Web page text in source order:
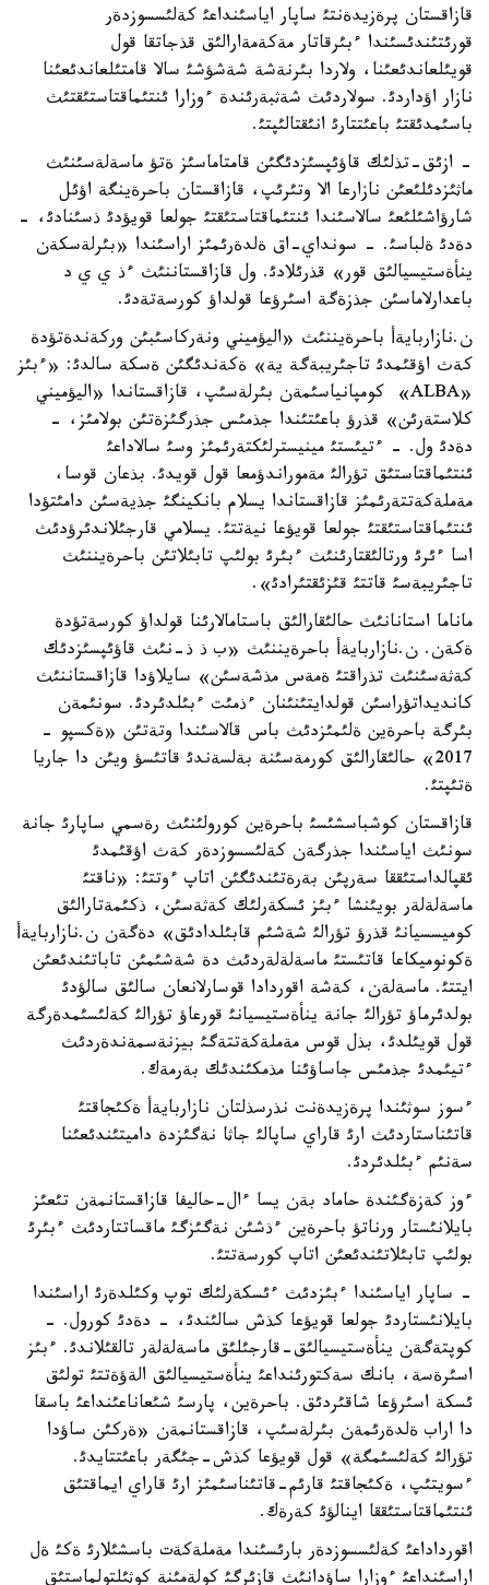
قازاقستان پرةزيدةنتئ ساپار اياسئنداعئ كةلئسسوزدةر
قورئتئندئسئندا ءبئرقاتار مةكةمةارالئق قذجاتقا قول
قويئلعاندئعئنا، ولاردا بئرنةشة شةشؤشئ سالا قامتئلعاندئعئنا
نازار اؤداردئ. سولاردئث شةثبةرئندة ءوزارا ئنتئماقتاستئقتئث
باسئمدئقتئ باعئتتارئ انئقتالئپتئ.
- ازئق-تذلئك قاؤئپسئزدئگئن قامتاماسئز ةتؤ ماسةلةسئنئث
ماثئزدئلئعئن نازارعا الا وتئرئپ، قازاقستان باحرةينگة اؤئل
شارؤاشئلئعئ سالاسئندا ئنتئماقتاستئقتئ جولعا قويؤدئ ذسئنادئ، -
دةدئ ةلباسئ. - سونداي-اق ةلدةرئمئز اراسئندا «بئرلةسكةن
ينأةستيسيالئق قور» قذرئلادئ. ول قازاقستاننئث ءذ ي ي د
باعدارلاماسئن جذزةگة اسئرؤعا قولداؤ كورسةتةدئ.
ن.نازاربايةأ باحرةيننئث «اليؤميني ونةركاسئبئن وركةندةتؤدة
كةث اؤقئمدئ تاجئريبةگة ية» ةكةندئگئن ةسكة سالدئ: «ءبئز
«ALBA» كومپانياسئمةن بئرلةسئپ، قازاقستاندا «اليؤميني
كلاستةرئن» قذرؤ باعئتئندا جذمئس جذرگئزةتئن بولامئز، -
دةدئ ول. - ءتيئستئ مينيسترلئكتةرئمئز وسئ سالاداعئ
ئنتئماقتاستئق تؤرالئ مةموراندؤمعا قول قويدئ. بذعان قوسا،
مةملةكةتتةرئمئز قازاقستاندا يسلام بانكينگئ جذيةسئن دامئتؤدا
ئنتئماقتاستئقتئ جولعا قويؤعا نيةتتئ. يسلامي قارجئلاندئرؤدئث
اسا ءئرئ ورتالئقتارئنئث ءبئرئ بولئپ تابئلاتئن باحرةيننئث
تاجئريبةسئ قاتتئ قئزئقتئرادئ».
ماناما استانانئث حالئقارالئق باستامالارئنا قولداؤ كورسةتؤدة
ةكةن. ن.نازاربايةأ باحرةيننئث «ب ذ ذ-نئث قاؤئپسئزدئك
كةثةسئنئث تذراقتئ ةمةس مذشةسئن» سايلاؤدا قازاقستاننئث
كانديداتؤراسئن قولدايتئنئنان ءذمئت ءبئلدئردئ. سونئمةن
بئرگة باحرةين ةلئمئزدئث باس قالاسئندا وتةتئن «ةكسپو -
2017» حالئقارالئق كورمةسئنة بةلسةندئ قاتئسؤ ويئن دا جاريا
ةتئپتئ.
قازاقستان كوشباسشئسئ باحرةين كورولئنئث رةسمي ساپارئ جانة
سونئث اياسئندا جذرگةن كةلئسسوزدةر كةث اؤقئمدئ
ئقپالداستئققا سةرپئن بةرةتئندئگئن اتاپ ءوتتئ: «ناقتئ
ماسةلةلةر بويئنشا ءبئز ئسكةرلئك كةثةسئن، ذكئمةتارالئق
كوميسسيانئ قذرؤ تؤرالئ شةشئم قابئلدادئق» دةگةن ن.نازاربايةأ
ةكونوميكاعا قاتئستئ ماسةلةلةردئث دة شةشئمئن تاباتئندئعئن
ايتتئ. ماسةلةن، كةشة اقوردادا قوسارلانعان سالئق سالؤدئ
بولدئرماؤ تؤرالئ جانة ينأةستيسيانئ قورعاؤ تؤرالئ كةلئسئمدةرگة
قول قويئلدئ، بذل قوس مةملةكةتتةگئ بيزنةسمةندةردئث
ءتيئمدئ جذمئس جاساؤئنا مذمكئندئك بةرمةك.
ءسوز سوثئندا پرةزيدةنت نذرسذلتان نازاربايةأ ةكئجاقتئ
قاتئناستاردئث ارئ قاراي ساپالئ جاثا نةگئزدة داميتئندئعئنا
سةنئم ءبئلدئردئ.
ءوز كةزةگئندة حاماد بةن يسا ءال-حاليفا قازاقستانمةن تئعئز
بايلانئستار ورناتؤ باحرةين ءذشئن نةگئزگئ ماقساتتاردئث ءبئرئ
بولئپ تابئلاتئندئعئن اتاپ كورسةتتئ.
- ساپار اياسئندا ءبئزدئث ءئسكةرلئك توپ وكئلدةرئ اراسئندا
بايلانئستاردئ جولعا قويؤعا كذش سالئندئ، - دةدئ كورول. -
كوپتةگةن ينأةستيسيالئق-قارجئلئق ماسةلةلةر تالقئلاندئ. ءبئز
اسئرةسة، بانك سةكتورئنداعئ ينأةستيسيالئق الةؤةتتئ تولئق
ئسكة اسئرؤعا شاقئردئق. باحرةين، پارسئ شئعاناعئنداعئ باسقا
دا اراب ةلدةرئمةن بئرلةسئپ، قازاقستانمةن «ةركئن ساؤدا
تؤرالئ كةلئسئمگة» قول قويؤعا كذش-جئگةر باعئتتايدئ.
ءسويتئپ، ةكئجاقتئ قارئم-قاتئناسئمئز ارئ قاراي ايماقتئق
ئنتئماقتاستئققا اينالؤئ كةرةك.
اقورداداعئ كةلئسسوزدةر بارئسئندا مةملةكةت باسشئلارئ ةكئ ةل